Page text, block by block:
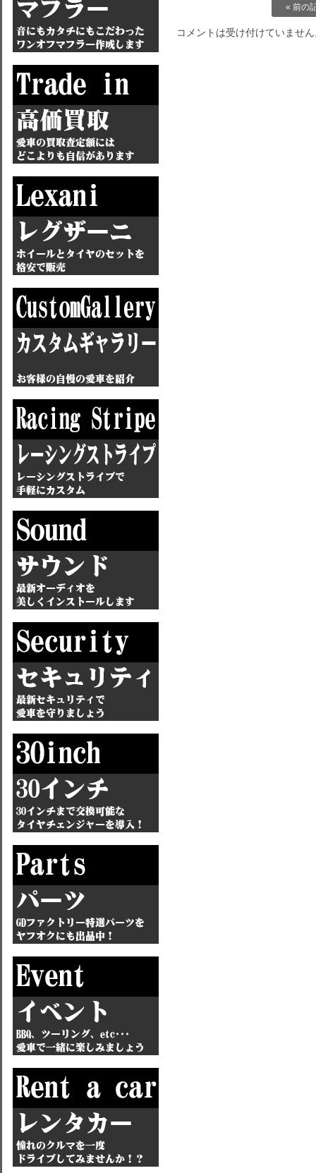
« 前の
コメントは受け付けていませ